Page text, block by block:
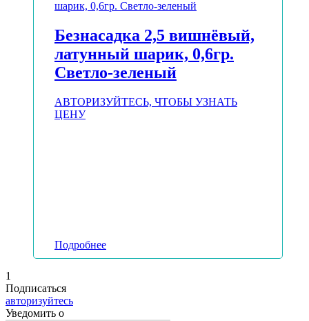
Безнасадка 2,5 вишнёвый,
латунный шарик, 0,6гр.
Светло-зеленый
АВТОРИЗУЙТЕСЬ, ЧТОБЫ УЗНАТЬ
ЦЕНУ
Подробнее
1
Подписаться
авторизуйтесь
Уведомить о